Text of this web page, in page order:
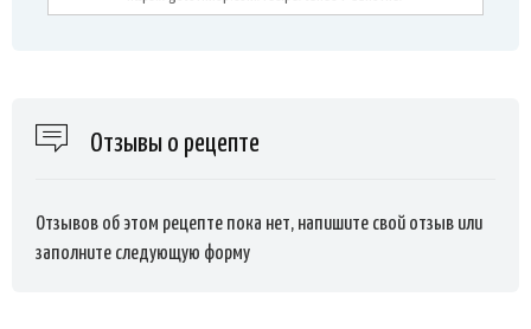
Отзывы о рецепте
Отзывов об этом рецепте пока нет, напишите свой отзыв или
заполните следующую форму